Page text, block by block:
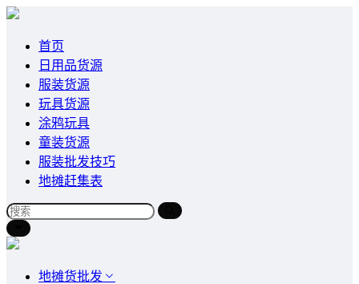
首页
日用品货源
服装货源
玩具货源
涂鸦玩具
童装货源
服装批发技巧
地摊赶集表
地摊货批发